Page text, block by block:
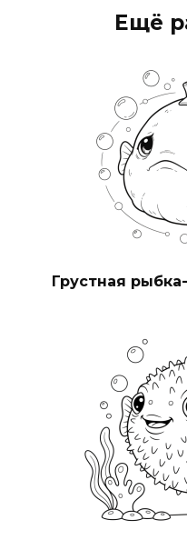
Ещё
Грустная